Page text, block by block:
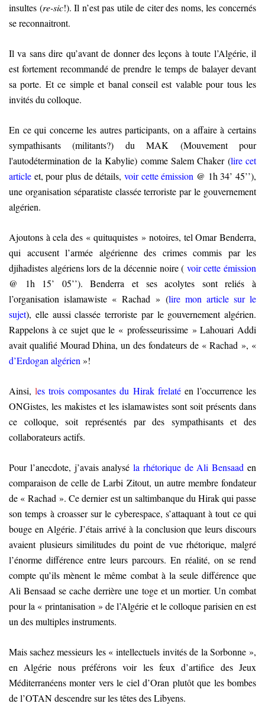
insultes (re-sic!). Il n’est pas utile de citer des noms, les concernés
se reconnaitront.
Il va sans dire qu’avant de donner des leçons à toute l’Algérie, il
est fortement recommandé de prendre le temps de balayer devant
sa porte. Et ce simple et banal conseil est valable pour tous les
invités du colloque.
En ce qui concerne les autres participants, on a affaire à certains
sympathisants (militants?) du MAK (Mouvement pour
l'autodétermination de la Kabylie) comme Salem Chaker (lire cet
article et, pour plus de détails, voir cette émission @ 1h 34’ 45’’),
une organisation séparatiste classée terroriste par le gouvernement
algérien.
Ajoutons à cela des « quituquistes » notoires, tel Omar Benderra,
qui accusent l’armée algérienne des crimes commis par les
djihadistes algériens lors de la décennie noire ( voir cette émission
@ 1h 15’ 05’’). Benderra et ses acolytes sont reliés à
l’organisation islamawiste « Rachad » (lire mon article sur le
sujet), elle aussi classée terroriste par le gouvernement algérien.
Rappelons à ce sujet que le « professeurissime » Lahouari Addi
avait qualifié Mourad Dhina, un des fondateurs de « Rachad », «
d’Erdogan algérien »!
Ainsi,les trois composantes du Hirak frelatéen l’occurrence les
ONGistes, les makistes et les islamawistes sont soit présents dans
ce colloque, soit représentés par des sympathisants et des
collaborateurs actifs.
Pour l’anecdote, j’avais analyséla rhétorique de Ali Bensaad en
comparaison de celle de Larbi Zitout, un autre membre fondateur
de « Rachad ». Ce dernier est un saltimbanque du Hirak qui passe
son temps à croasser sur le cyberespace, s’attaquant à tout ce qui
bouge en Algérie. J’étais arrivé à la conclusion que leurs discours
avaient plusieurs similitudes du point de vue rhétorique, malgré
l’énorme différence entre leurs parcours. En réalité, on se rend
compte qu’ils mènent le même combat à la seule différence que
Ali Bensaad se cache derrière une toge et un mortier. Un combat
pour la « printanisation » de l’Algérie et le colloque parisien en est
un des multiples instruments.
Mais sachez messieurs les « intellectuels invités de la Sorbonne »,
en Algérie nous préférons voir les feux d’artifice des Jeux
Méditerranéens monter vers le ciel d’Oran plutôtque les bombes
de l’OTAN descendre sur les têtes des Libyens.